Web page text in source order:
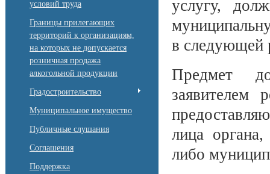
условий труда
Границы прилегающих
территорий к организациям,
на которых не допускается
розничная продажа
алкогольной продукции
Градостроительство
Муниципальное имущество
Публичные слушания
Соглашения
Поддержка
услугу,
в следующей
Предмет
заявителем
лица
либо